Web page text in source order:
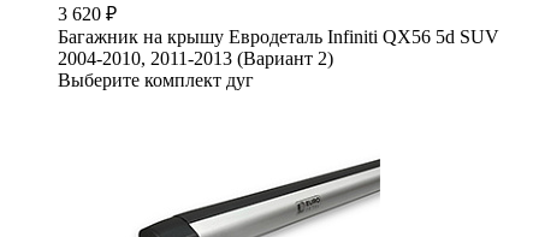
3 620 ₽
Багажник на крышу Евродеталь Infiniti QX56 5d SUV
2004-2010, 2011-2013 (Вариант 2)
Выберите комплект дуг